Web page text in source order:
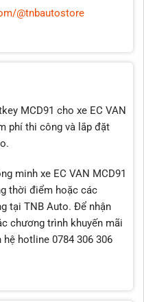
@tnbautostore
MCD91 cho xe EC VAN
phí thi công và lắp đặt
minh xe EC VAN MCD91
thời điểm hoặc các
tại TNB Auto. Để nhận
chương trình khuyến mãi
hotline 0784 306 306